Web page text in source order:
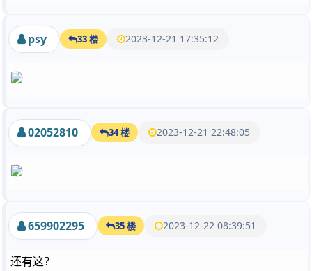
psy 33 楼 2023-12-21 17:35:12
02052810 34 楼 2023-12-21 22:48:05
659902295 35 楼 2023-12-22 08:39:51
还有这？